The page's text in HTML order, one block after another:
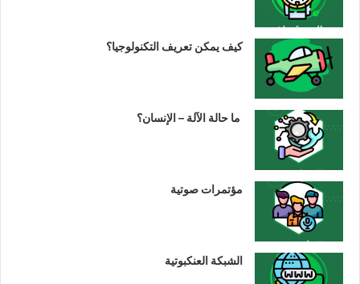
كيف يمكن تعريف التكنولوجيا؟
ما حالة الآلة – الإنسان؟
مؤتمرات صوتية
الشبكة العنكبوتية